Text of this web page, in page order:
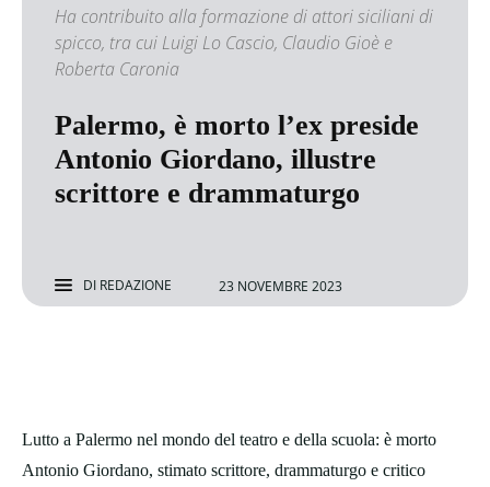
Ha contribuito alla formazione di attori siciliani di
spicco, tra cui Luigi Lo Cascio, Claudio Gioè e
Roberta Caronia
Palermo, è morto l’ex preside
Antonio Giordano, illustre
scrittore e drammaturgo
DI REDAZIONE 23 NOVEMBRE 2023
Lutto a Palermo nel mondo del teatro e della scuola: è morto
Antonio Giordano, stimato scrittore, drammaturgo e critico